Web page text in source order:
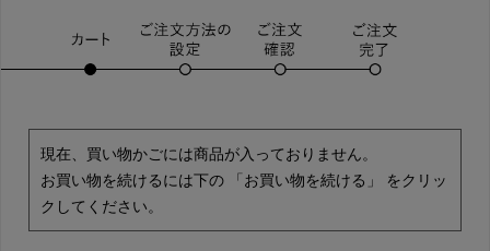
現在、買い物かごには商品が入っておりません。
お買い物を続けるには下の 「お買い物を続ける」 をクリッ
クしてください。